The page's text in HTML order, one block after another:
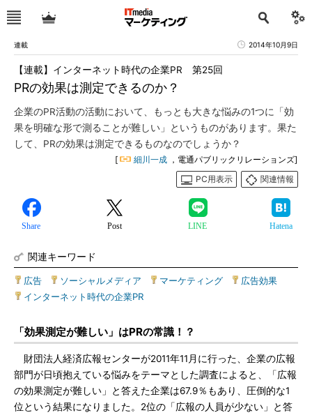
連載 2014年10月9日
PRの効果は測定できるのか？
【連載】インターネット時代の企業PR 第25回
企業のPR活動の活動において、もっとも大きな悩みの1つに「効
果を明確な形で測ることが難しい」というものがあります。果た
して、PRの効果は測定できるものなのでしょうか？
[ 細川一成 ，電通パブリックリレーションズ]
PC用表示
関連情報
Share Post LINE Hatena
関連キーワード
広告 ソーシャルメディア マーケティング 広告効果
インターネット時代の企業PR
「効果測定が難しい」はPRの常識！？
財団法人経済広報センターが2011年11月に行った、企業の広報
部門が日頃抱えている悩みをテーマとした調査によると、「広報
の効果測定が難しい」と答えた企業は67.9％もあり、圧倒的な1
位という結果になりました。2位の「広報の人員が少ない」と答